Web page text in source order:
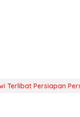
Terlibat Persiapan